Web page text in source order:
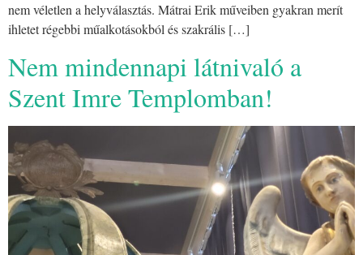
nem véletlen a helyválasztás. Mátrai Erik műveiben gyakran merít
ihletet régebbi műalkotásokból és szakrális […]
Nem mindennapi látnivaló a
Szent Imre Templomban!